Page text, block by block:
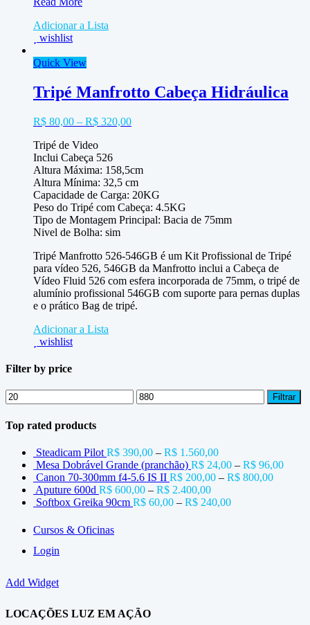
Carbono
Manfrotto
c/
608
Nitrotech
Adicionar a Lista
wishlist
Quick View
Tripé Manfrotto Cabeça Hidráulica
R$ 80,00 – R$ 320,00
Tripé de Video
Inclui Cabeça 526
Altura Máxima: 158,5cm
Altura Mínima: 32,5 cm
Capacidade de Carga: 20KG
Peso do Tripé com Cabeça: 4.5KG
Tipo de Montagem Principal: Bacia de 75mm
Nivel de Bolha: sim
Tripé Manfrotto 526-546GB é um Kit Profissional de Tripé
para vídeo 526, 546GB da Manfrotto inclui a Cabeça de
Vídeo Fluid 526 com esfera incorporada de 75mm, o tripé de
alumínio profissional 546GB com suporte para pernas duplas
e o prático Bag de tripé.
Adicionar a Lista
wishlist
Filter by price
Preço
mínimo
Preço
máximo
Filtrar
Top rated products
Steadicam Pilot R$ 390,00 – R$ 1.560,00
Mesa Dobrável Grande (pranchão) R$ 24,00 – R$ 96,00
Canon 70-300mm f4-5.6 IS II R$ 200,00 – R$ 800,00
Aputure 600d R$ 600,00 – R$ 2.400,00
Softbox Greika 90cm R$ 60,00 – R$ 240,00
Cursos & Oficinas
Login
Add Widget
LOCAÇÕES LUZ EM AÇÃO